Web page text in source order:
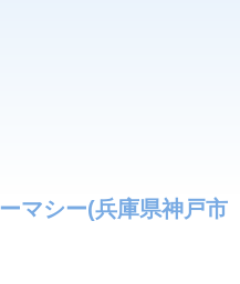
マシー(兵庫県神戸市